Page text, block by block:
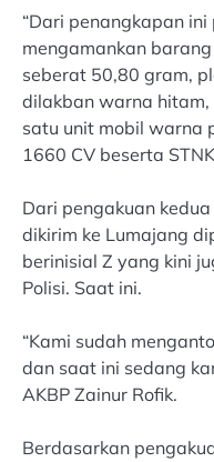
“Dari penangkapan
mengamankan
seberat 50,80 gram,
dilakban warna
satu unit mobil warna
1660 CV beserta
Dari pengakuan
dikirim ke Lumajang
berinisial Z yang kini
Polisi. Saat ini.
“Kami sudah
dan saat ini sedang
AKBP Zainur Rofik.
Berdasarkan